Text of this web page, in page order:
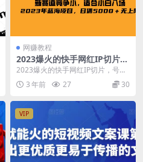
网赚教程
2023爆火的快手网红IP切片，
号称日佣5000＋的蓝海项目，
二驴的独家授权
2023爆火的快手网红IP切片，号称
日佣5000＋的蓝海项目，二驴的独
家授权 继...
3 年前 27 30
VIP